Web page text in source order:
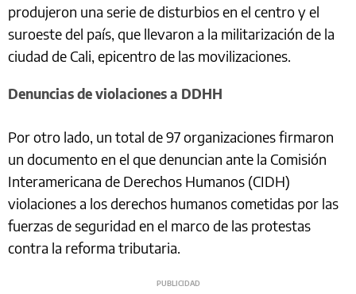
produjeron una serie de disturbios en el centro y el
suroeste del país, que llevaron a la militarización de la
ciudad de Cali, epicentro de las movilizaciones.
Denuncias de violaciones a DDHH
Por otro lado, un total de 97 organizaciones firmaron
un documento en el que denuncian ante la Comisión
Interamericana de Derechos Humanos (CIDH)
violaciones a los derechos humanos cometidas por las
fuerzas de seguridad en el marco de las protestas
contra la reforma tributaria.